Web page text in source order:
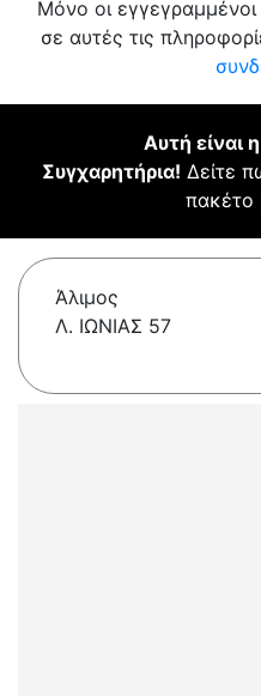
Μόνο οι
σε αυτές τις
Αυτή είναι
Συγχαρητήρια! Δείτε
πακέτο
Άλιμος
Λ. ΙΩΝΙΑΣ 57